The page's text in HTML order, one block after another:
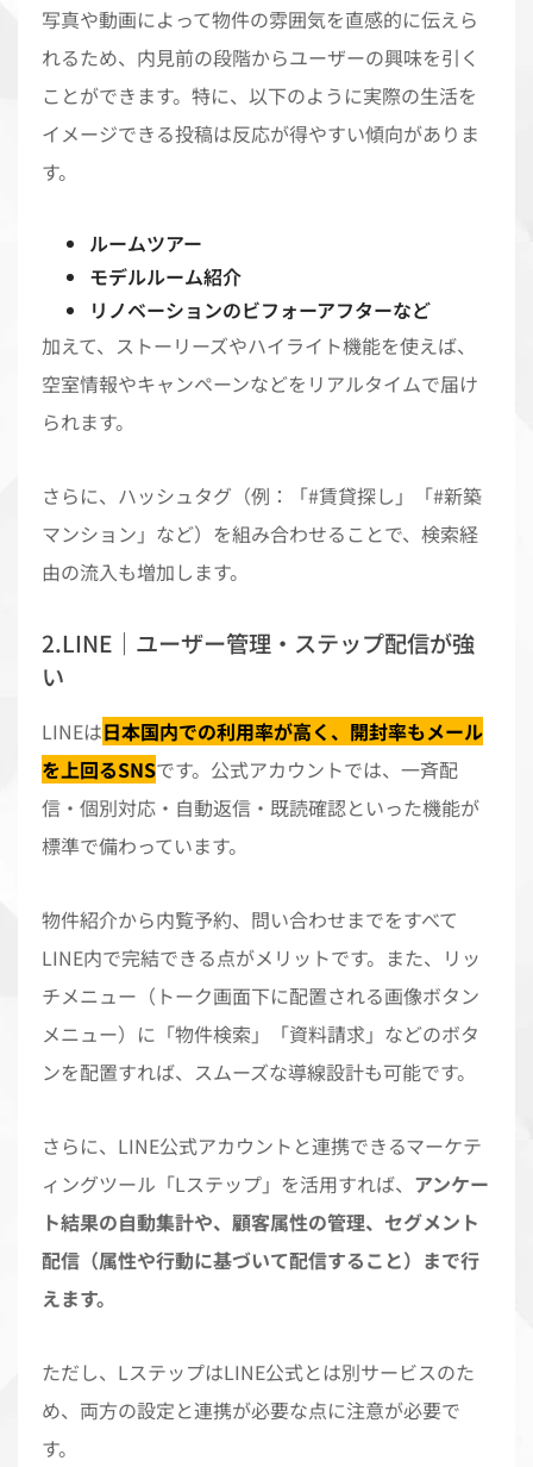
写真や動画によって物件の雰囲気を直感的に伝えら
れるため、内見前の段階からユーザーの興味を引く
ことができます。特に、以下のように実際の生活を
イメージできる投稿は反応が得やすい傾向がありま
す。
ルームツアー
モデルルーム紹介
リノベーションのビフォーアフターなど
加えて、ストーリーズやハイライト機能を使えば、
空室情報やキャンペーンなどをリアルタイムで届け
られます。
さらに、ハッシュタグ（例：「#賃貸探し」「#新築
マンション」など）を組み合わせることで、検索経
由の流入も増加します。
2.LINE｜ユーザー管理・ステップ配信が強
い
LINEは日本国内での利用率が高く、開封率もメール
を上回るSNSです。公式アカウントでは、一斉配
信・個別対応・自動返信・既読確認といった機能が
標準で備わっています。
物件紹介から内覧予約、問い合わせまでをすべて
LINE内で完結できる点がメリットです。また、リッ
チメニュー（トーク画面下に配置される画像ボタン
メニュー）に「物件検索」「資料請求」などのボタ
ンを配置すれば、スムーズな導線設計も可能です。
さらに、LINE公式アカウントと連携できるマーケテ
ィングツール「Lステップ」を活用すれば、 アンケー
ト結果の自動集計や、顧客属性の管理、セグメント
配信（属性や行動に基づいて配信すること）まで行
えます。
ただし、LステップはLINE公式とは別サービスのた
め、両方の設定と連携が必要な点に注意が必要で
す。